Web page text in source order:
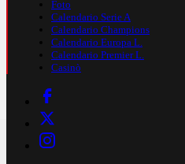
Foto
Calendario Serie A
Calendario Champions
Calendario Europa L.
Calendario Premier L.
Casinò